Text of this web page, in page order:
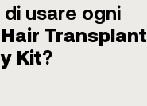
usare ogni
Transplant
Kit?